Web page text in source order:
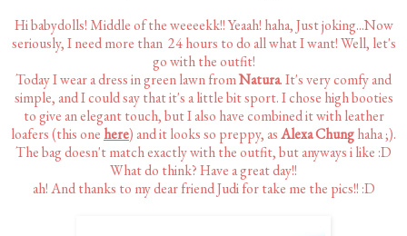
Hi babydolls! Middle of the weeeekk!! Yeaah! haha, Just joking...Now
seriously, I need more than 24 hours to do all what I want! Well, let's
go with the outfit!
Today I wear a dress in green lawn fromNatura. It's very comfy and
simple, and I could say that it's a little bit sport. I chose high booties
to give an elegant touch, but I also have combined it with leather
loafers (this one here) and it looks so preppy, asAlexa Chunghaha ;).
The bag doesn't match exactly with the outfit, but anyways i like :D
What do think? Have a great day!!
ah! And thanks to my dear friend Judi for take me the pics!! :D